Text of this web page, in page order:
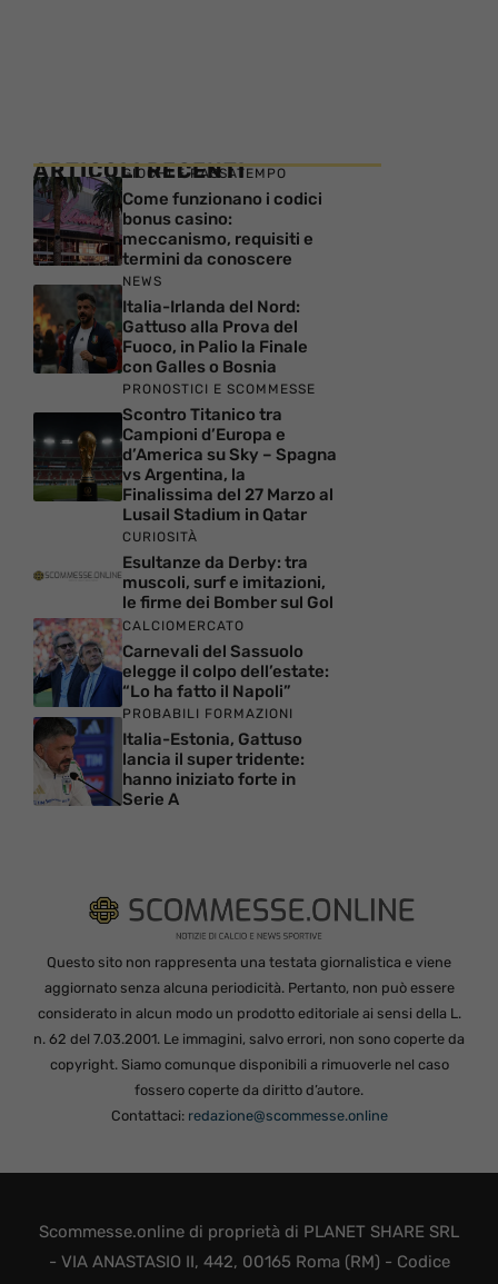
ARTICOLI RECENTI
GIOCHI E PASSATEMPO
Come funzionano i codici
bonus casino:
meccanismo, requisiti e
termini da conoscere
NEWS
Italia-Irlanda del Nord:
Gattuso alla Prova del
Fuoco, in Palio la Finale
con Galles o Bosnia
PRONOSTICI E SCOMMESSE
Scontro Titanico tra
Campioni d’Europa e
d’America su Sky – Spagna
vs Argentina, la
Finalissima del 27 Marzo al
Lusail Stadium in Qatar
CURIOSITÀ
Esultanze da Derby: tra
muscoli, surf e imitazioni,
le firme dei Bomber sul Gol
CALCIOMERCATO
Carnevali del Sassuolo
elegge il colpo dell’estate:
“Lo ha fatto il Napoli”
PROBABILI FORMAZIONI
Italia-Estonia, Gattuso
lancia il super tridente:
hanno iniziato forte in
Serie A
Questo sito non rappresenta una testata giornalistica e viene
aggiornato senza alcuna periodicità. Pertanto, non può essere
considerato in alcun modo un prodotto editoriale ai sensi della L.
n. 62 del 7.03.2001. Le immagini, salvo errori, non sono coperte da
copyright. Siamo comunque disponibili a rimuoverle nel caso
fossero coperte da diritto d’autore.
Contattaci: redazione@scommesse.online
Scommesse.online di proprietà di PLANET SHARE SRL
- VIA ANASTASIO II, 442, 00165 Roma (RM) - Codice